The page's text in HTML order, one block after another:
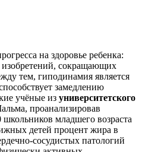
на здоровье ребенка:
изобретений, сокращающих
тем, гиподинамия является
замедлению
учёные из университетского
проанализировав
школьников младшего возраста
детей процент жира в
сосудистых патологий